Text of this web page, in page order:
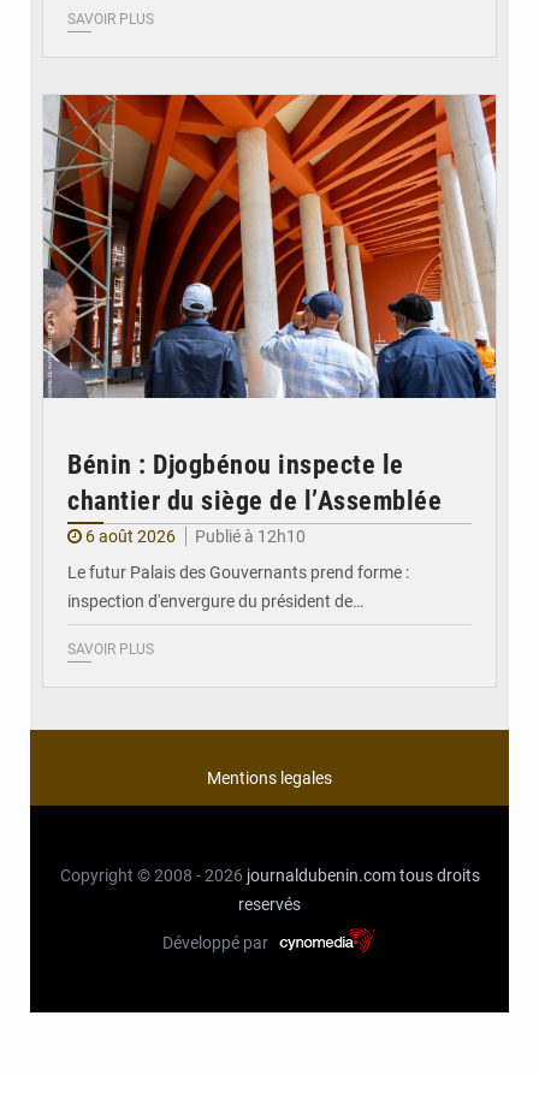
SAVOIR PLUS
Bénin : Djogbénou inspecte le
chantier du siège de l’Assemblée
6 août 2026
Publié à 12h10
Le futur Palais des Gouvernants prend forme :
inspection d'envergure du président de…
SAVOIR PLUS
Mentions legales
Copyright © 2008 - 2026 journaldubenin.com tous droits
reservés
Développé par